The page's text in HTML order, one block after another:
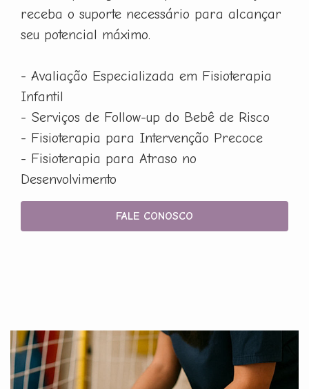
receba o suporte necessário para alcançar
seu potencial máximo.
- Avaliação Especializada em Fisioterapia
Infantil
- Serviços de Follow-up do Bebê de Risco
- Fisioterapia para Intervenção Precoce
- Fisioterapia para Atraso no
Desenvolvimento
FALE CONOSCO